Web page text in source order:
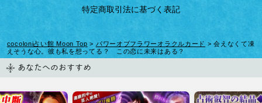
特定商取引法に基づく表記
cocoloni占い館 Moon Top > パワーオブフラワーオラクルカード > 会えなくて凍
えそうな心。彼も私を想ってる？ この恋に未来はある？
あなたへのおすすめ